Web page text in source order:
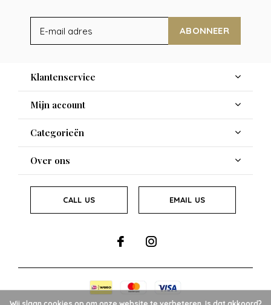
ABONNEER
Klantenservice
Mijn account
Categorieën
Over ons
CALL US EMAIL US